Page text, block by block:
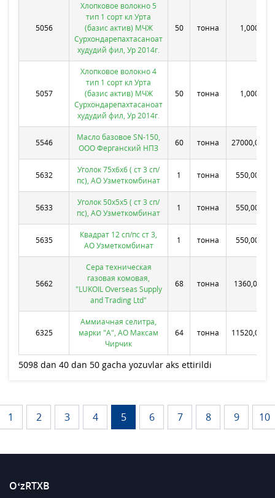
5056
Хлопковое волокно 5
тип 1 сорт кл Урта
(базис актив) МЧЖ
Сурхондарепахтасаноат
худудий фил, Ур 2014г.
50 тонна 1,0000
5057
Хлопковое волокно 4
тип 1 сорт кл Урта
(базис актив) МЧЖ
Сурхондарепахтасаноат
худудий фил, Ур 2014г.
50 тонна 1,0000
5546
Масло базовое SN-150,
ООО Ферганский НПЗ
60 тонна 27000,0000
5632
Уголок 75х6х6 ( ст 3 сп/
пс), АО Узметкомбинат
1 тонна 550,0000
5633
Уголок 50х5х5 ( ст 3 сп/
пс), АО Узметкомбинат
1 тонна 550,0000
5635
Квадрат 12 сп/пс ст 3,
АО Узметкомбинат
1 тонна 550,0000
5662
Сера техническая
газовая комовая,
"LUKOIL Overseas Supply
and Trading Ltd"
68 тонна 1360,0000
6325
Аммиачная селитра,
марки "А", АО Максам
Чирчик
64 тонна 11520,0000
5098 dan 40 dan 50 gacha yozuvlar aks ettirildi
1 2 3 4 5 6 7 8 9 10
O‘zRTXB